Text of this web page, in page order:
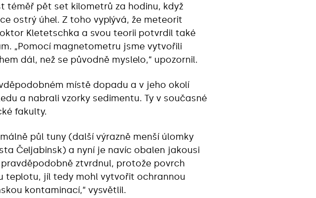
téměř pět set kilometrů za hodinu, když
ostrý úhel. Z toho vyplývá, že meteorit
Kletetschka a svou teorii potvrdil také
„Pomocí magnetometru jsme vytvořili
dál, než se původně myslelo,“ upozornil.
místě dopadu a v jeho okolí
a nabrali vzorky sedimentu. Ty v současné
fakulty.
půl tuny (další výrazně menší úlomky
Čeljabinsk) a nyní je navíc obalen jakousi
ztvrdnul, protože povrch
teplotu, jíl tedy mohl vytvořit ochrannou
kontaminací,“ vysvětlil.